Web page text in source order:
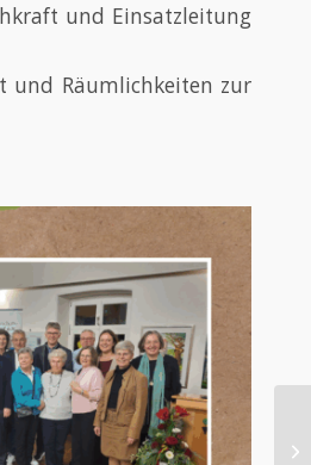
und Einsatzleitung
und Räumlichkeiten zur